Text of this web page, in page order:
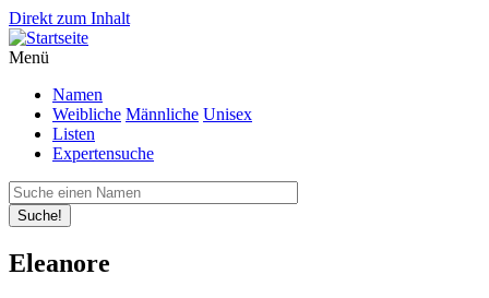
Direkt zum Inhalt
Menü
Namen
Weibliche Männliche Unisex
Listen
Expertensuche
Suche!
Eleanore